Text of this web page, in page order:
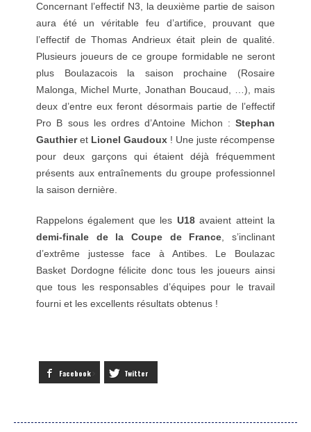
Concernant l’effectif N3, la deuxième partie de saison
aura été un véritable feu d’artifice, prouvant que
l’effectif de Thomas Andrieux était plein de qualité.
Plusieurs joueurs de ce groupe formidable ne seront
plus Boulazacois la saison prochaine (Rosaire
Malonga, Michel Murte, Jonathan Boucaud, …), mais
deux d’entre eux feront désormais partie de l’effectif
Pro B sous les ordres d’Antoine Michon : Stephan
Gauthieret Lionel Gaudoux ! Une juste récompense
pour deux garçons qui étaient déjà fréquemment
présents aux entraînements du groupe professionnel
la saison dernière.
Rappelons également que les U18avaient atteint la
demi-finale de la Coupe de France, s’inclinant
d’extrême justesse face à Antibes. Le Boulazac
Basket Dordogne félicite donc tous les joueurs ainsi
que tous les responsables d’équipes pour le travail
fourni et les excellents résultats obtenus !
Facebook Twitter